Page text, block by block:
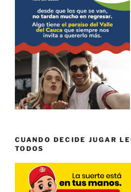
CUANDO DECIDE JUGAR
TODOS